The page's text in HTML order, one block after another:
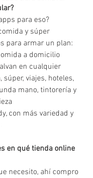
para eso?
y súper
para armar un plan:
a domicilio
en cualquier
súper, viajes, hoteles,
mano, tintorería y
con más variedad y
en qué tienda online
necesito, ahí compro